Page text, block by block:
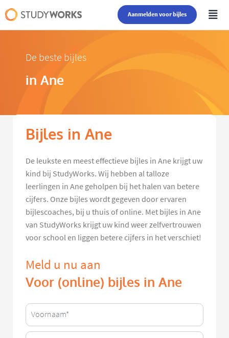
Aanmelden voor bijles
De beste bijles
in Ane
Bijles in Ane
De leukste en meest effectieve bijles in Ane krijgt uw
kind bij StudyWorks. Wij hebben al talloze
leerlingen in Ane geholpen bij het halen van betere
cijfers. Onze bijles wordt gegeven door ervaren
bijlescoaches, bij u thuis of online. Met bijles in Ane
van StudyWorks krijgt uw kind weer zelfvertrouwen
voor school en liggen betere cijfers in het verschiet!
Meld u nu aan
Voor (online) bijles in Ane